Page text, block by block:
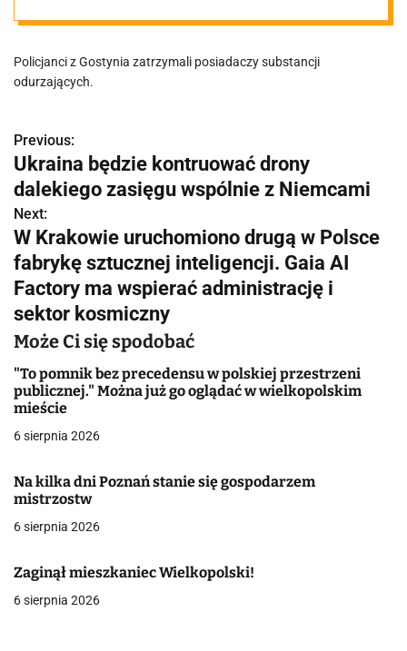
posiadających
narkotyki.
Najmłodszy z
nich miał 16 lat
Policjanci z Gostynia zatrzymali posiadaczy substancji
odurzających.
N
a
w
i
g
a
c
j
a
p
i
u
Previous:
Ukraina będzie kontruować drony
dalekiego zasięgu wspólnie z Niemcami
Next:
W Krakowie uruchomiono drugą w Polsce
fabrykę sztucznej inteligencji. Gaia AI
Factory ma wspierać administrację i
sektor kosmiczny
Może Ci się spodobać
"To pomnik bez precedensu w polskiej przestrzeni
publicznej." Można już go oglądać w wielkopolskim
mieście
6 sierpnia 2026
Na kilka dni Poznań stanie się gospodarzem
mistrzostw
6 sierpnia 2026
Zaginął mieszkaniec Wielkopolski!
6 sierpnia 2026